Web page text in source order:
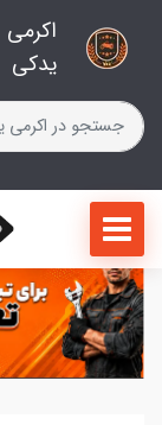
اکرمی
یدکی